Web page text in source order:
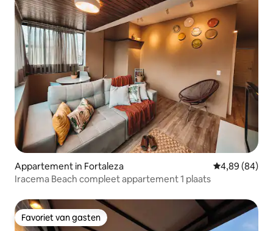
Appartement in Fortaleza Gemiddelde
4,89 (84)
Iracema Beach compleet appartement 1 plaats
Favoriet van gasten
Favoriet van gasten